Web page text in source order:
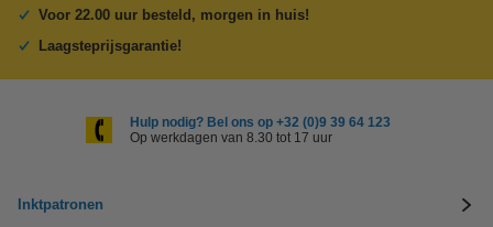
Voor 22.00 uur besteld, morgen in huis!
Laagsteprijsgarantie!
Hulp nodig? Bel ons op +32 (0)9 39 64 123
Op werkdagen van 8.30 tot 17 uur
Inktpatronen